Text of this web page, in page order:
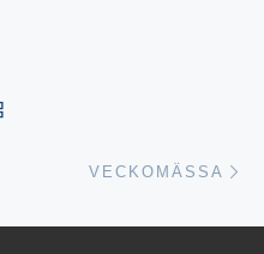
VECKOMÄSSA